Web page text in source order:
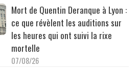
Mort de Quentin Deranque à Lyon :
ce que révèlent les auditions sur
les heures qui ont suivi la rixe
mortelle
07/08/26